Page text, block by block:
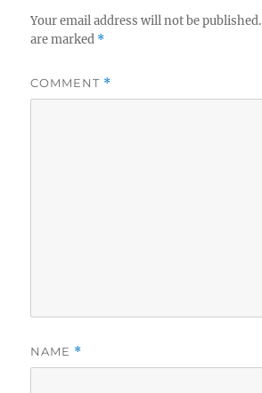
Your email address will not be published.
are marked *
COMMENT *
NAME *